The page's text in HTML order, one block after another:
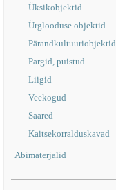
Üksikobjektid
Ürglooduse objektid
Pärandkultuuriobjektid
Pargid, puistud
Liigid
Veekogud
Saared
Kaitsekorralduskavad
Abimaterjalid